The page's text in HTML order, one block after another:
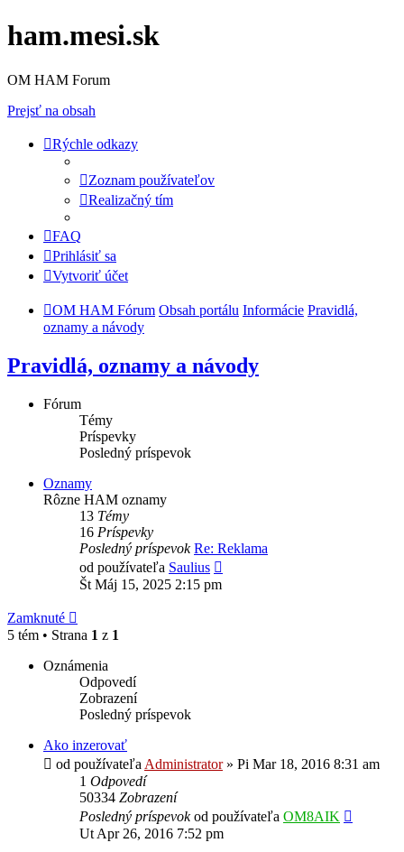
ham.mesi.sk
OM HAM Forum
Prejsť na obsah
Rýchle odkazy
Zoznam používateľov
Realizačný tím
FAQ
Prihlásiť sa
Vytvoriť účet
OM HAM Fórum Obsah portálu Informácie Pravidlá,
oznamy a návody
Pravidlá, oznamy a návody
Fórum
Témy
Príspevky
Posledný príspevok
Oznamy
Rôzne HAM oznamy
13 Témy
16 Príspevky
Posledný príspevok Re: Reklama
od používateľa Saulius
Št Máj 15, 2025 2:15 pm
Zamknuté
5 tém • Strana 1 z 1
Oznámenia
Odpovedí
Zobrazení
Posledný príspevok
Ako inzerovať
od používateľa Administrator» Pi Mar 18, 2016 8:31 am
1 Odpovedí
50334 Zobrazení
Posledný príspevokod používateľa OM8AIK
Ut Apr 26, 2016 7:52 pm